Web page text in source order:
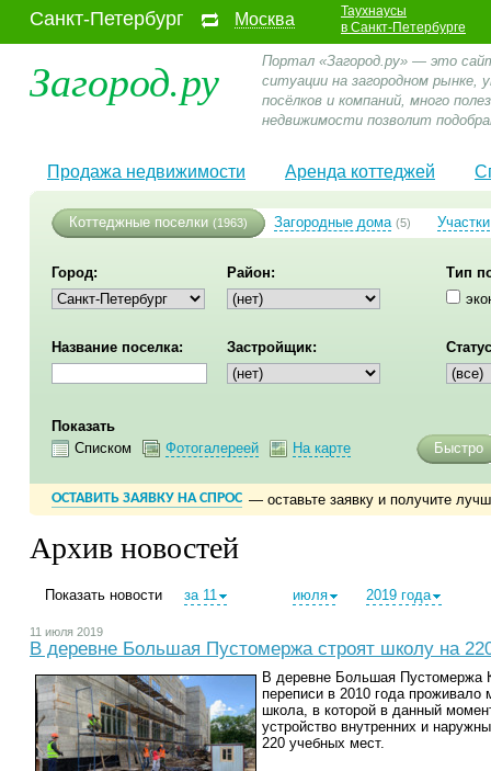
Санкт-Петербург Москва
Таухнаусы
в Санкт-Петербурге
Загород.ру
Портал «Загород.ру» — это
ситуации на загородном
посёлков и компаний, много
недвижимости позволит
Продажа недвижимости Аренда коттеджей
Коттеджные поселки (1963) Загородные дома (5) Участки
Город: Район:
Тип
Название поселка: Застройщик:
Показать
Списком
Фотогалереей На карте Быстро
ОСТАВИТЬ ЗАЯВКУ НА СПРОС — оставьте заявку и получите
Архив новостей
Показать новости за 11 июля 2019 года
11 июля 2019
В деревне Большая Пустомержа строят школу на
В деревне Большая Пустомержа
переписи в 2010 года проживало
школа, в которой в данный
устройство внутренних и
220 учебных мест.